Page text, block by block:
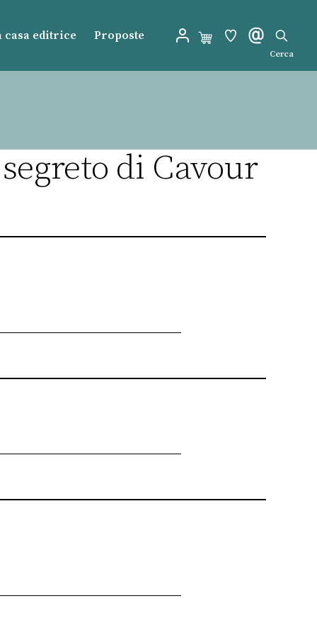
casa editrice Proposte
Cerca
di Cavour